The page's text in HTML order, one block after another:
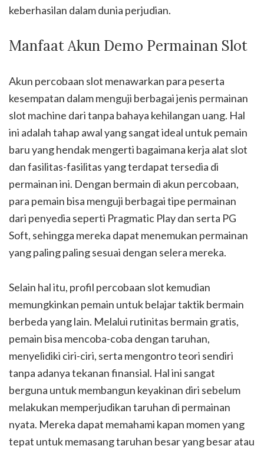
keberhasilan dalam dunia perjudian.
Manfaat Akun Demo Permainan Slot
Akun percobaan slot menawarkan para peserta
kesempatan dalam menguji berbagai jenis permainan
slot machine dari tanpa bahaya kehilangan uang. Hal
ini adalah tahap awal yang sangat ideal untuk pemain
baru yang hendak mengerti bagaimana kerja alat slot
dan fasilitas-fasilitas yang terdapat tersedia di
permainan ini. Dengan bermain di akun percobaan,
para pemain bisa menguji berbagai tipe permainan
dari penyedia seperti Pragmatic Play dan serta PG
Soft, sehingga mereka dapat menemukan permainan
yang paling paling sesuai dengan selera mereka.
Selain hal itu, profil percobaan slot kemudian
memungkinkan pemain untuk belajar taktik bermain
berbeda yang lain. Melalui rutinitas bermain gratis,
pemain bisa mencoba-coba dengan taruhan,
menyelidiki ciri-ciri, serta mengontro teori sendiri
tanpa adanya tekanan finansial. Hal ini sangat
berguna untuk membangun keyakinan diri sebelum
melakukan memperjudikan taruhan di permainan
nyata. Mereka dapat memahami kapan momen yang
tepat untuk memasang taruhan besar yang besar atau